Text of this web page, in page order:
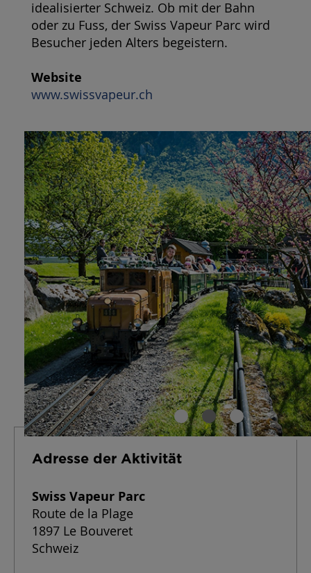
idealisierter Schweiz. Ob mit der Bahn
oder zu Fuss, der Swiss Vapeur Parc wird
Besucher jeden Alters begeistern.
Website
www.swissvapeur.ch
Adresse der Aktivität
Swiss Vapeur Parc
Route de la Plage
1897 Le Bouveret
Schweiz